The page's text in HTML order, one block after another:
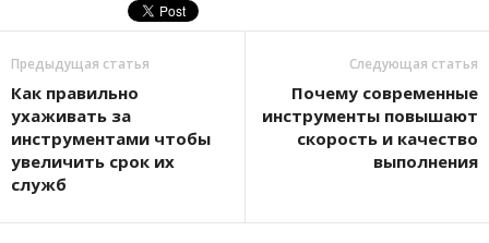
Предыдущая статья
Как правильно
ухаживать за
инструментами чтобы
увеличить срок их
служб
Следующая статья
Почему современные
инструменты повышают
скорость и качество
выполнения